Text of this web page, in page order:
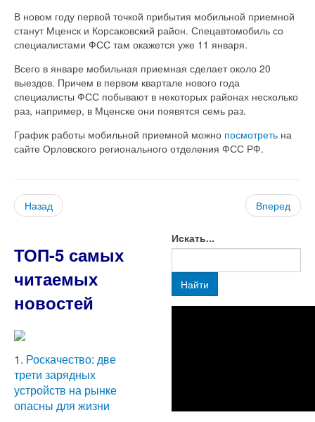
В новом году первой точкой прибытия мобильной приемной
станут Мценск и Корсаковский район. Спецавтомобиль со
специалистами ФСС там окажется уже 11 января.
Всего в январе мобильная приемная сделает около 20
выездов. Причем в первом квартале нового года
специалисты ФСС побывают в некоторых районах несколько
раз, например, в Мценске они появятся семь раз.
График работы мобильной приемной можно посмотреть на
сайте Орловского регионального отделения ФСС РФ.
Назад Вперед
ТОП-5 самых
читаемых
новостей
1. Роскачество: две
трети зарядных
устройств на рынке
опасны для жизни
Искать...
Найти